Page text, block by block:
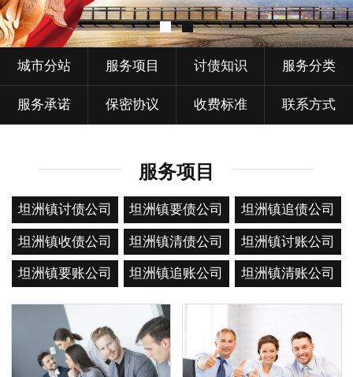
城市分站 服务项目 讨债知识 服务分类
服务承诺 保密协议 收费标准 联系方式
服务项目
坦洲镇讨债公司 坦洲镇要债公司 坦洲镇追债公司
坦洲镇收债公司 坦洲镇清债公司 坦洲镇讨账公司
坦洲镇要账公司 坦洲镇追账公司 坦洲镇清账公司